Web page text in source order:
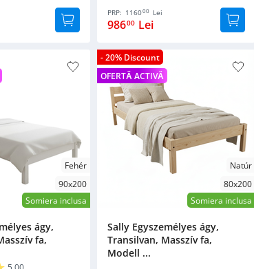
PRP: 116000 Lei
98600 Lei
Fehér
90x200
Somiera inclusa
ágy,
fa,
- 20% Discount
OFERTĂ ACTIVĂ
Natúr
80x200
Somiera inclusa
Sally Egyszemélyes ágy,
Transilvan, Masszív fa,
Modell ...